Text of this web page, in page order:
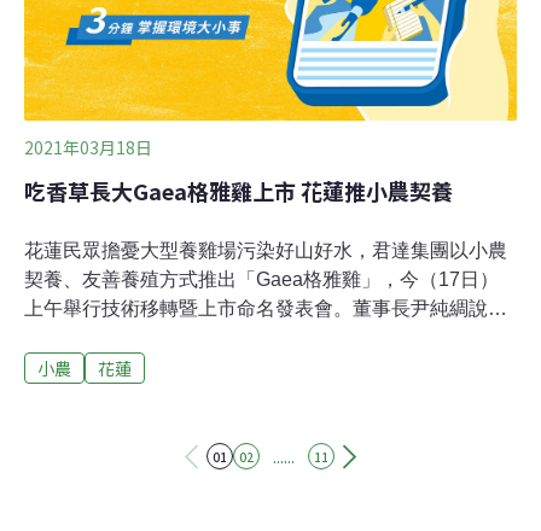
2021年03月18日
吃香草長大Gaea格雅雞上市 花蓮推小農契養
花蓮民眾擔憂大型養雞場污染好山好水，君達集團以小農
契養、友善養殖方式推出「Gaea格雅雞」，今（17日）
上午舉行技術移轉暨上市命名發表會。董事長尹純綢說，
使用有機香草複方，肉質滑嫩Q彈，將媲美法國布雷斯雞
個貨櫃屋的空間來養殖，初期約新台幣120萬元的成本，
小農 花蓮
01 02 ...... 11